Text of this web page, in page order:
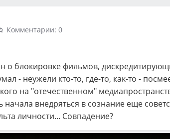
Комментарии: 0
о блокировке фильмов,
- неужели кто-то, где-то, как-то -
на "отечественном"
внедряться в сознание еще
личности... Совпадение?